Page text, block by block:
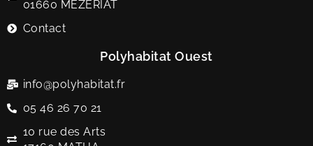
01660 MEZERIAT
Contact
Polyhabitat Ouest
info@polyhabitat.fr
05 46 26 70 21
10 rue des Arts